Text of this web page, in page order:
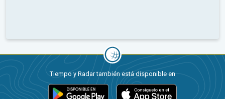
Tiempo y Radar también está disponible en